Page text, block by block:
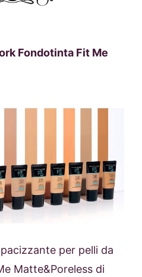
Fondotinta Fit Me
per pelli da
Matte&Poreless di